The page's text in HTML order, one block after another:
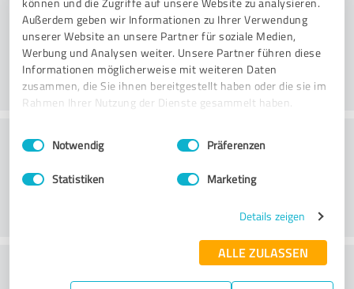
Außerdem geben wir Informationen zu Ihrer Verwendung
unserer Website an unsere Partner für soziale Medien,
Werbung und Analysen weiter. Unsere Partner führen diese
Informationen möglicherweise mit weiteren Daten
zusammen, die Sie ihnen bereitgestellt haben oder die sie im
Rahmen Ihrer Nutzung der Dienste gesammelt haben.
Impressum Datenschutzbestimmungen
Einwilligungsauswahl
Notwendig Präferenzen
Statistiken Marketing
Details zeigen
ALLE ZULASSEN
Rådgivning
Kundeservice
What do you think of the price to